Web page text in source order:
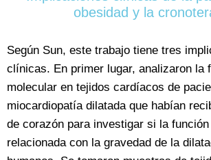
obesidad y la
Según Sun, este trabajo tiene tres
clínicas. En primer lugar, analizaron la
molecular en tejidos cardíacos de
miocardiopatía dilatada que habían
de corazón para investigar si la
relacionada con la gravedad de la